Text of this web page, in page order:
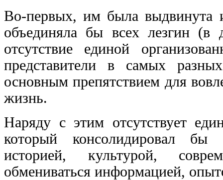
Во-первых, им была выдвинута
объединяла бы всех лезгин
отсутствие единой
представители в самых
основным препятствием для
жизнь.
Наряду с этим отсутствует
который консолидировал бы
историей, культурой,
обмениваться информацией,